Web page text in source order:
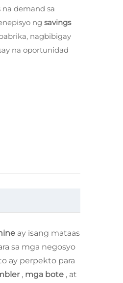
demand sa
ng savings
nagbibigay
na oportunidad
ay isang mataas
sa mga negosyo
ay perpekto para
, mga bote , at